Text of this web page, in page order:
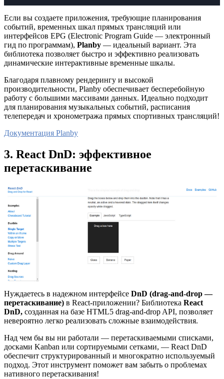
Если вы создаете приложения, требующие планирования
событий, временных шкал прямых трансляций или
интерфейсов EPG (Electronic Program Guide — электронный
гид по программам), Planby — идеальный вариант. Эта
библиотека позволяет быстро и эффективно реализовать
динамические интерактивные временные шкалы.
Благодаря плавному рендерингу и высокой
производительности, Planby обеспечивает бесперебойную
работу с большими массивами данных. Идеально подходит
для планирования музыкальных событий, расписания
телепередач и хронометража прямых спортивных трансляций!
Документация Planby
3. React DnD: эффективное
перетаскивание
Нуждаетесь в надежном интерфейсе DnD (drag-and-drop —
перетаскивание) в React-приложении? Библиотека React
DnD, созданная на базе HTML5 drag-and-drop API, позволяет
невероятно легко реализовать сложные взаимодействия.
Над чем бы вы ни работали — перетаскиваемыми списками,
досками Kanban или сортируемыми сетками, — React DnD
обеспечит структурированный и многократно используемый
подход. Этот инструмент поможет вам забыть о проблемах
нативного перетаскивания!